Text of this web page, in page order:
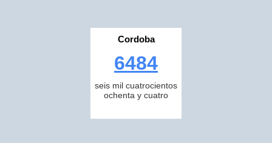
Cordoba
6484
seis mil cuatrocientos
ochenta y cuatro